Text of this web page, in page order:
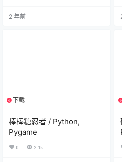
2 年前
下载
棒棒糖忍者 / Python,
Pygame
0 2.1k